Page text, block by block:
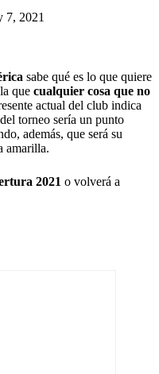
7, 2021
sabe qué es lo que quiere
que cualquier cosa que no
actual del club indica
torneo sería un punto
además, que será su
amarilla.
2021 o volverá a